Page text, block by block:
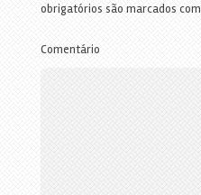
obrigatórios são marcados com
Comentário